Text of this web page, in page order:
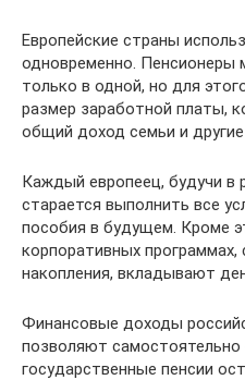
Европейские страны
одновременно. Пенсионеры
только в одной, но для
размер заработной платы,
общий доход семьи и
Каждый европеец, будучи в
старается выполнить все
пособия в будущем. Кроме
корпоративных
накопления, вкладывают
Финансовые доходы
позволяют самостоятельно
государственные пенсии